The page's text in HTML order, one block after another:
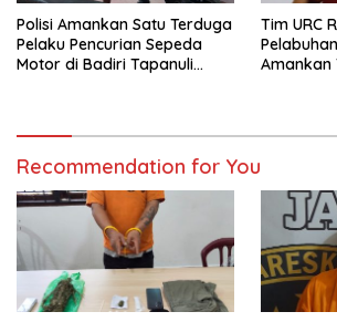
Polisi Amankan Satu Terduga
Pelaku Pencurian Sepeda
Motor di Badiri Tapanuli
Tim URC
Amankan
Recommendation for You